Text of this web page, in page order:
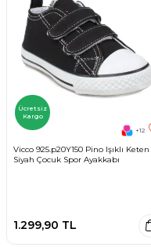
Ücretsiz
Kargo
+12
Vicco 925.p20Y150 Pino Işıklı Keten
Siyah Çocuk Spor Ayakkabı
1.299,90 TL